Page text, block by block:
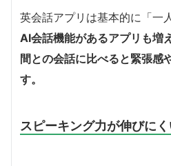
英会話アプリは基本的に「一
AI会話機能があるアプリも増
間との会話に比べると緊張感
す。
スピーキング力が伸びに